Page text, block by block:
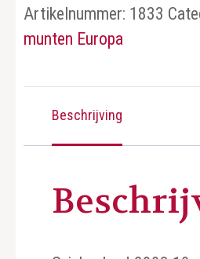
Artikelnummer: 1833
munten Europa
Beschrijving